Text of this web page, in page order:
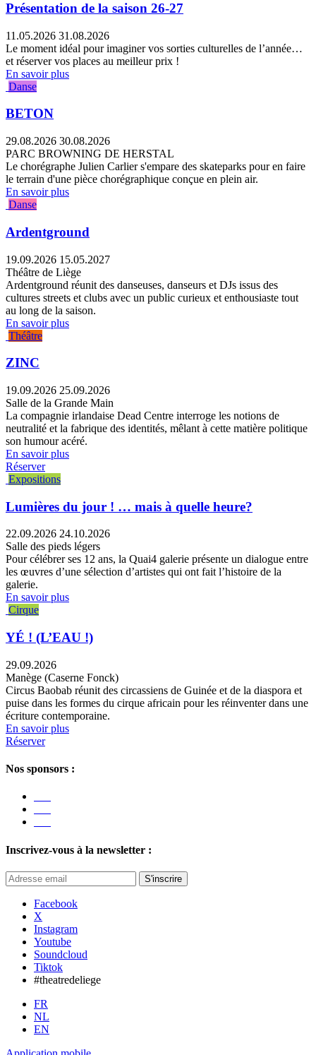
Présentation de la saison 26-27
11.05.2026 31.08.2026
Le moment idéal pour imaginer vos sorties culturelles de l’année…
et réserver vos places au meilleur prix !
En savoir plus
Danse
BETON
29.08.2026 30.08.2026
PARC BROWNING DE HERSTAL
Le chorégraphe Julien Carlier s'empare des skateparks pour en faire
le terrain d'une pièce chorégraphique conçue en plein air.
En savoir plus
Danse
Ardentground
19.09.2026 15.05.2027
Théâtre de Liège
Ardentground réunit des danseuses, danseurs et DJs issus des
cultures streets et clubs avec un public curieux et enthousiaste tout
au long de la saison.
En savoir plus
Théâtre
ZINC
19.09.2026 25.09.2026
Salle de la Grande Main
La compagnie irlandaise Dead Centre interroge les notions de
neutralité et la fabrique des identités, mêlant à cette matière politique
son humour acéré.
En savoir plus
Réserver
Expositions
Lumières du jour ! … mais à quelle heure?
22.09.2026 24.10.2026
Salle des pieds légers
Pour célébrer ses 12 ans, la Quai4 galerie présente un dialogue entre
les œuvres d’une sélection d’artistes qui ont fait l’histoire de la
galerie.
En savoir plus
Cirque
YÉ ! (L’EAU !)
29.09.2026
Manège (Caserne Fonck)
Circus Baobab réunit des circassiens de Guinée et de la diaspora et
puise dans les formes du cirque africain pour les réinventer dans une
écriture contemporaine.
En savoir plus
Réserver
Nos sponsors :
Inscrivez-vous à la newsletter :
S'inscrire
Facebook
X
Instagram
Youtube
Soundcloud
Tiktok
#theatredeliege
FR
NL
EN